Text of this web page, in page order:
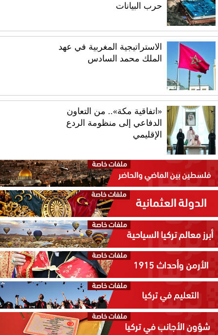
حرب البيانات
الاستراتيجية المغربية في عهد
الملك محمد السادس
«اتفاقية مكة».. من التعاون
الدفاعي إلى منظومة الردع
الإقليمي